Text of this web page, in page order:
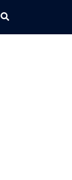
Rechercher